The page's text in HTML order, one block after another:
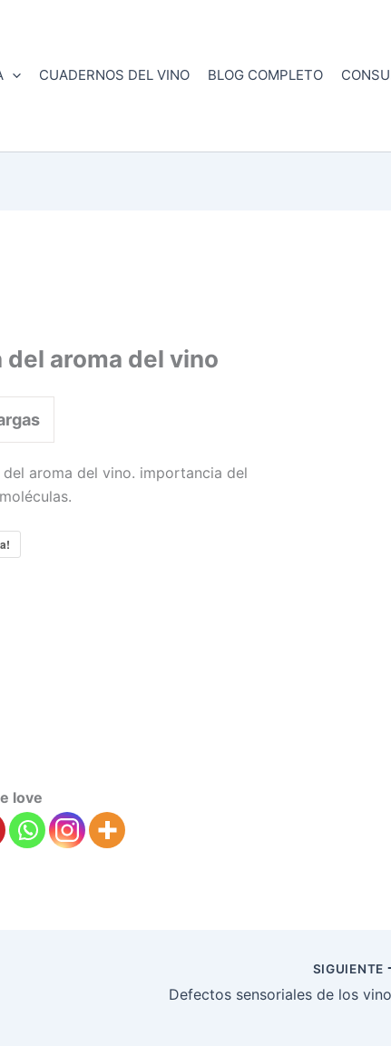
CUADERNOS DEL VINO BLOG COMPLETO
del aroma del vino
del aroma del vino. importancia del
love
SIGUIENTE
Defectos sensoriales de los